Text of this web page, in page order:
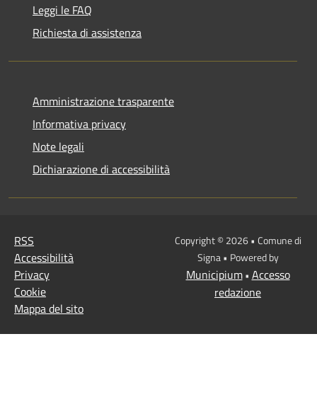
Leggi le FAQ
Richiesta di assistenza
Amministrazione trasparente
Informativa privacy
Note legali
Dichiarazione di accessibilità
RSS
Accessibilità
Privacy
Cookie
Mappa del sito
Copyright © 2026 • Comune di
Signa • Powered by
Municipium• Accesso
redazione